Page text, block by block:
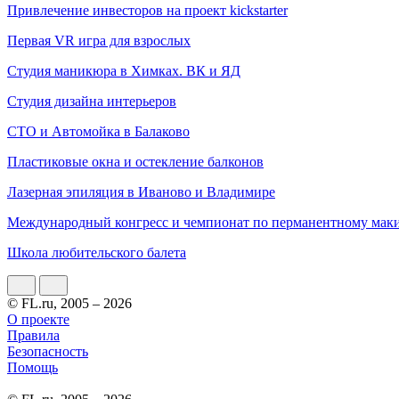
Привлечение инвесторов на проект kickstarter
Первая VR игра для взрослых
Студия маникюра в Химках. ВК и ЯД
Студия дизайна интерьеров
СТО и Автомойка в Балаково
Пластиковые окна и остекление балконов
Лазерная эпиляция в Иваново и Владимире
Международный конгресс и чемпионат по перманентному
Школа любительского балета
© FL.ru, 2005 – 2026
О проекте
Правила
Безопасность
Помощь